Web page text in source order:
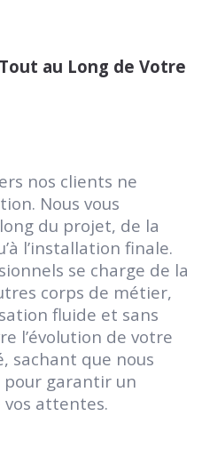
au Long de Votre
nos clients ne
Nous vous
du projet, de la
l’installation finale.
se charge de la
corps de métier,
fluide et sans
l’évolution de votre
sachant que nous
pour garantir un
attentes.